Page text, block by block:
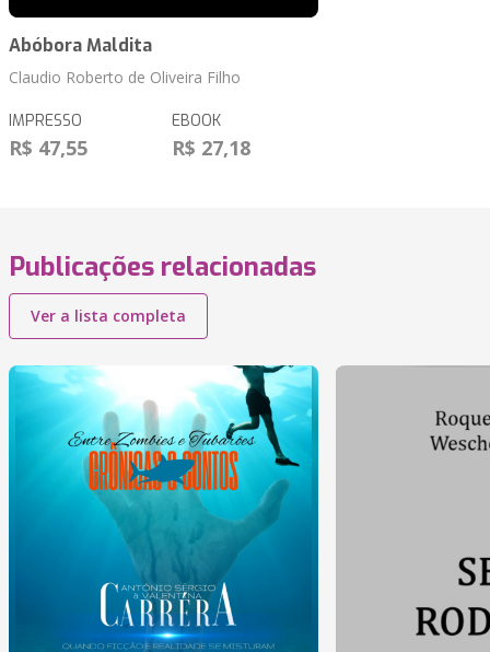
Abóbora Maldita
Claudio Roberto de Oliveira Filho
IMPRESSO
R$ 47,55
EBOOK
R$ 27,18
Publicações relacionadas
Ver a lista completa